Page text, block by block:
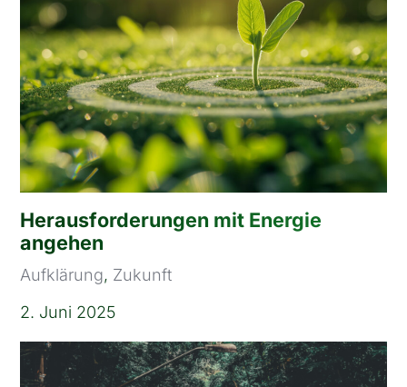
Herausforderungen mit Energie
angehen
Aufklärung, Zukunft
2. Juni 2025